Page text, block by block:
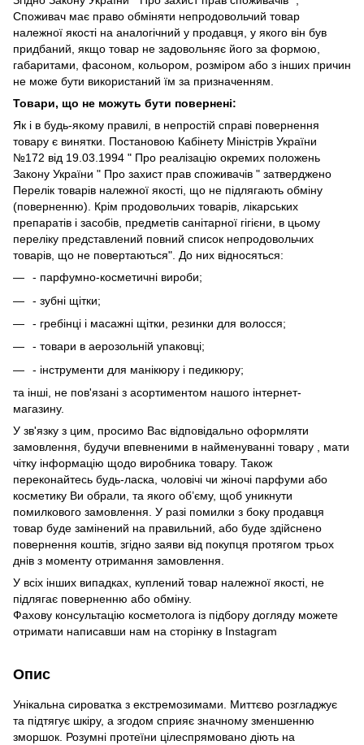
Споживач має право обміняти непродовольчий товар
належної якості на аналогічний у продавця, у якого він був
придбаний, якщо товар не задовольняє його за формою,
габаритами, фасоном, кольором, розміром або з інших причин
не може бути використаний їм за призначенням.
Товари, що не можуть бути повернені:
Як і в будь-якому правилі, в непростій справі повернення
товару є винятки. Постановою Кабінету Міністрів України
№172 від 19.03.1994 " Про реалізацію окремих положень
Закону України " Про захист прав споживачів " затверджено
Перелік товарів належної якості, що не підлягають обміну
(поверненню). Крім продовольчих товарів, лікарських
препаратів і засобів, предметів санітарної гігієни, в цьому
переліку представлений повний список непродовольчих
товарів, що не повертаються". До них відносяться:
- парфумно-косметичні вироби;
- зубні щітки;
- гребінці і масажні щітки, резинки для волосся;
- товари в аерозольній упаковці;
- інструменти для манікюру і педикюру;
та інші, не пов'язані з асортиментом нашого інтернет-
магазину.
У зв'язку з цим, просимо Вас відповідально оформляти
замовлення, будучи впевненими в найменуванні товару , мати
чітку інформацію щодо виробника товару. Також
переконайтесь будь-ласка, чоловічі чи жіночі парфуми або
косметику Ви обрали, та якого об’єму, щоб уникнути
помилкового замовлення. У разі помилки з боку продавця
товар буде замінений на правильний, або буде здійснено
повернення коштів, згідно заяви від покупця протягом трьох
днів з моменту отримання замовлення.
У всіх інших випадках, куплений товар належної якості, не
підлягає поверненню або обміну.
Фахову консультацію косметолога із підбору догляду можете
отримати написавши нам на сторінку в Instagram
Опис
Унікальна сироватка з екстремозимами. Миттєво розгладжує
та підтягує шкіру, а згодом сприяє значному зменшенню
зморшок. Розумні протеїни цілеспрямовано діють на